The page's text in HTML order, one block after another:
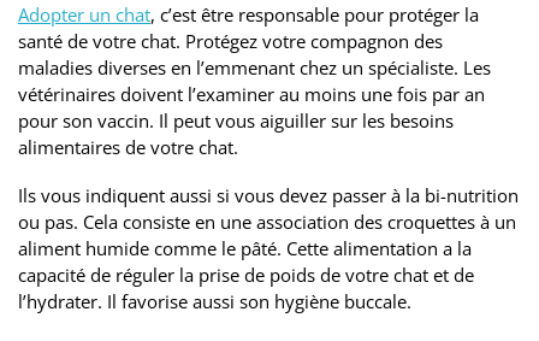
Adopter un chat, c’est être responsable pour protéger la
santé de votre chat. Protégez votre compagnon des
maladies diverses en l’emmenant chez un spécialiste. Les
vétérinaires doivent l’examiner au moins une fois par an
pour son vaccin. Il peut vous aiguiller sur les besoins
alimentaires de votre chat.
Ils vous indiquent aussi si vous devez passer à la bi-nutrition
ou pas. Cela consiste en une association des croquettes à un
aliment humide comme le pâté. Cette alimentation a la
capacité de réguler la prise de poids de votre chat et de
l’hydrater. Il favorise aussi son hygiène buccale.